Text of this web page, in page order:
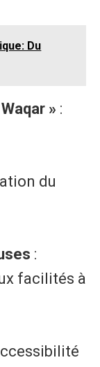
Du
» :
du
:
facilités à